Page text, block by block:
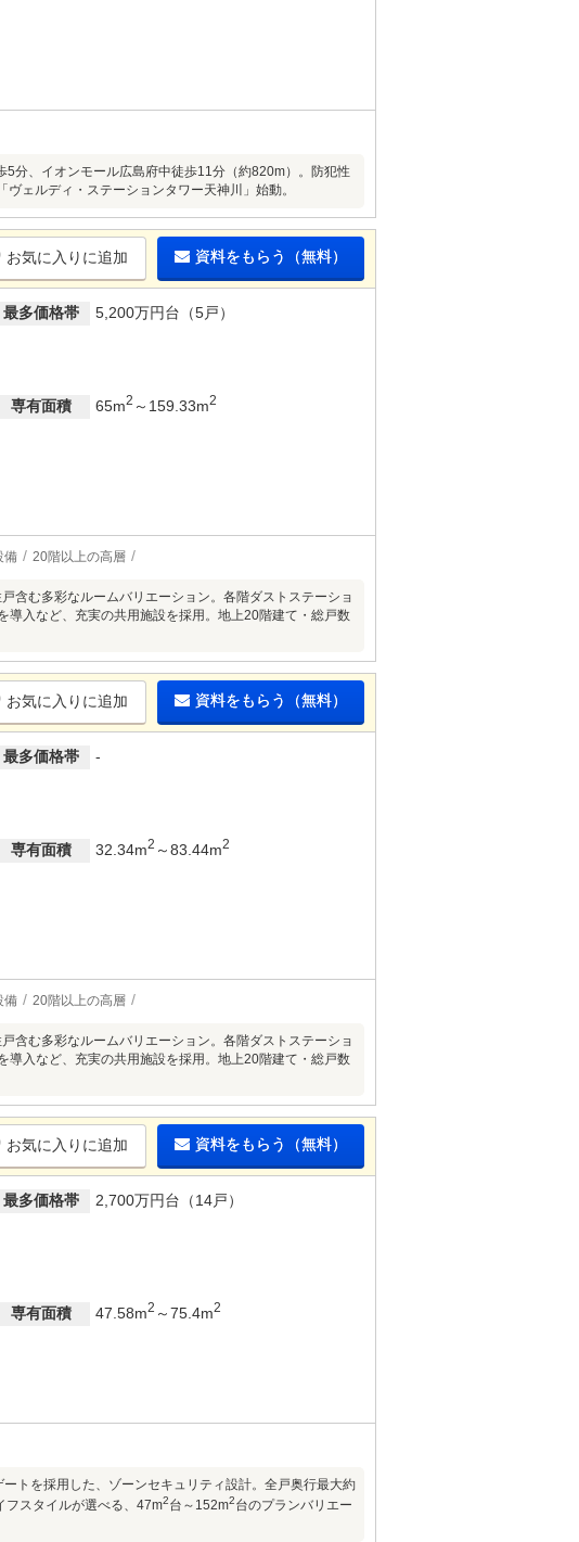
分、イオンモール広島府中徒歩11分（約820m）。防犯性
ェルディ・ステーションタワー天神川」始動。
お気に入りに追加 資料をもらう（無料）
最多価格帯
5,200万円台（5戸）
専有面積 65m2 ～159.33m2
備 20階以上の高層
含む多彩なルームバリエーション。各階ダストステーショ
導入など、充実の共用施設を採用。地上20階建て・総戸数
お気に入りに追加 資料をもらう（無料）
最多価格帯
-
専有面積 32.34m2 ～83.44m2
備 20階以上の高層
含む多彩なルームバリエーション。各階ダストステーショ
導入など、充実の共用施設を採用。地上20階建て・総戸数
お気に入りに追加 資料をもらう（無料）
最多価格帯
2,700万円台（14戸）
専有面積 47.58m2 ～75.4m2
トを採用した、ゾーンセキュリティ設計。全戸奥行最大約
フスタイルが選べる、47m2台～152m2台のプランバリエー